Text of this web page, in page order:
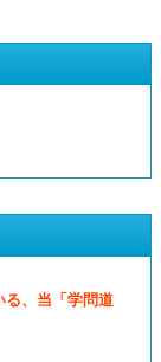
る、当「学問道